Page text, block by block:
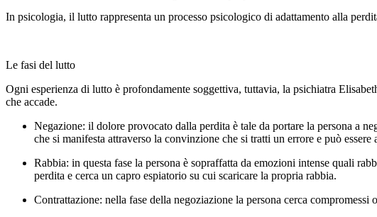
In psicologia, il lutto rappresenta un processo psicologico di adattamento alla
Le fasi del lutto
Ogni esperienza di lutto è profondamente soggettiva, tuttavia, la psichiatra
che accade.
Negazione: il dolore provocato dalla perdita è tale da portare la persona a
che si manifesta attraverso la convinzione che si tratti un errore e può
Rabbia: in questa fase la persona è sopraffatta da emozioni intense quali
perdita e cerca un capro espiatorio su cui scaricare la propria rabbia.
Contrattazione: nella fase della negoziazione la persona cerca